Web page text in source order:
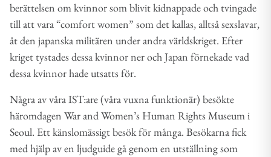
berättelsen om kvinnor som blivit kidnappade och tvingade
till att vara “comfort women” som det kallas, alltså sexslavar,
åt den japanska militären under andra världskriget. Efter
kriget tystades dessa kvinnor ner och Japan förnekade vad
dessa kvinnor hade utsatts för.
Några av våra IST:are (våra vuxna funktionär) besökte
häromdagen War and Women’s Human Rights Museum i
Seoul. Ett känslomässigt besök för många. Besökarna fick
med hjälp av en ljudguide gå genom en utställning som